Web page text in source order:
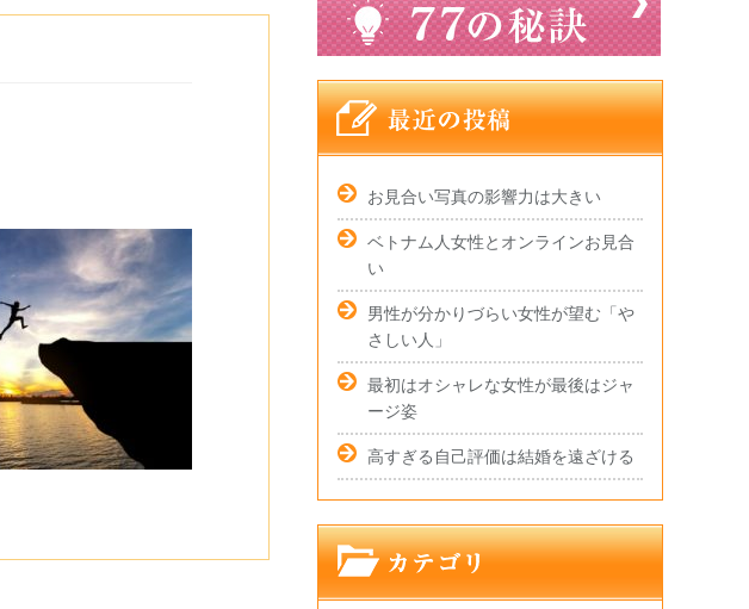
お見合い写真の影響力は大きい
ベトナム人女性とオンラインお見合
い
男性が分かりづらい女性が望む「や
さしい人」
最初はオシャレな女性が最後はジャ
ージ姿
高すぎる自己評価は結婚を遠ざける